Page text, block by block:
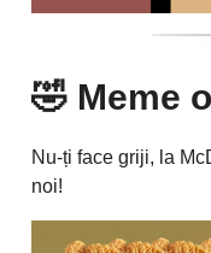
🤣 Meme
Nu-ți face griji, la
noi!